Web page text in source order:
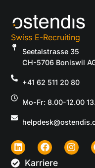
Swiss E-Recruiting
Seetalstrasse 35
CH-5706 Boniswil
+41 62 511 20 80
Mo-Fr: 8.00-12.00
Karriere